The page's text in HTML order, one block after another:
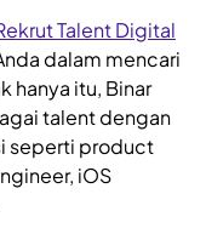
Talent Digital
dalam mencari
hanya itu, Binar
talent dengan
seperti product
iOS